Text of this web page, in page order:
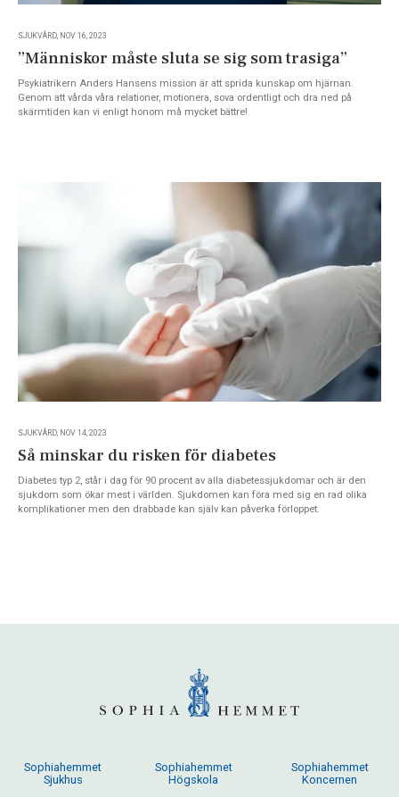
SJUKVÅRD, NOV 16, 2023
”Människor måste sluta se sig som trasiga”
Psykiatrikern Anders Hansens mission är att sprida kunskap om hjärnan.
Genom att vårda våra relationer, motionera, sova ordentligt och dra ned på
skärmtiden kan vi enligt honom må mycket bättre!
SJUKVÅRD, NOV 14, 2023
Så minskar du risken för diabetes
Diabetes typ 2, står i dag för 90 procent av alla diabetessjukdomar och är den
sjukdom som ökar mest i världen. Sjukdomen kan föra med sig en rad olika
komplikationer men den drabbade kan själv kan påverka förloppet.
Sophiahemmet
Sjukhus
Sophiahemmet
Högskola
Sophiahemmet
Koncernen